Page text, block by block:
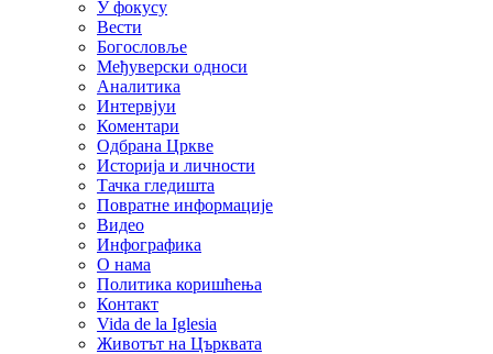
У фокусу
Вести
Богословље
Међуверски односи
Аналитика
Интервјуи
Коментари
Одбрана Цркве
Историја и личности
Тачка гледишта
Повратне информације
Видео
Инфографика
О нама
Политика коришћења
Контакт
Vida de la Iglesia
Животът на Църквата